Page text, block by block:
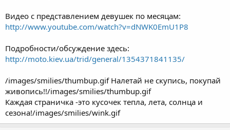
Видео с представлением девушек по месяцам:
http://www.youtube.com/watch?v=dNWK0EmU1P8
Подробности/обсуждение здесь:
http://moto.kiev.ua/trid/general/1354371841135/
/images/smilies/thumbup.gif Налетай не скупись, покупай
живопись!!/images/smilies/thumbup.gif
Каждая страничка -это кусочек тепла, лета, солнца и
сезона!/images/smilies/wink.gif